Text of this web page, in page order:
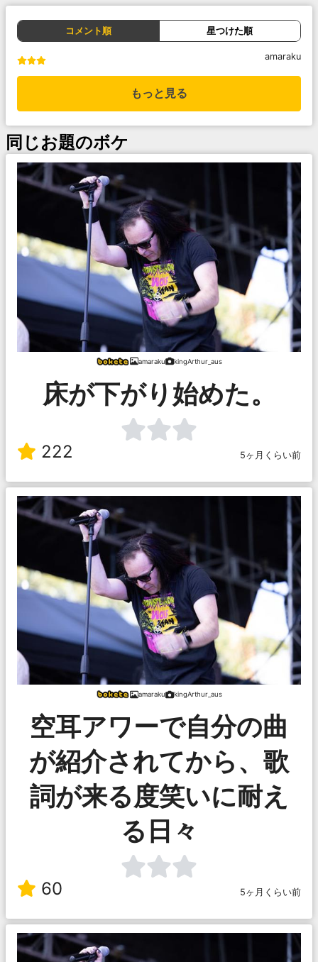
コメント順 星つけた順
amaraku
もっと見る
同じお題のボケ
amaraku kingArthur_aus
床が下がり始めた。
222 5ヶ月くらい前
amaraku kingArthur_aus
空耳アワーで自分の曲
が紹介されてから、歌
詞が来る度笑いに耐え
る日々
60 5ヶ月くらい前